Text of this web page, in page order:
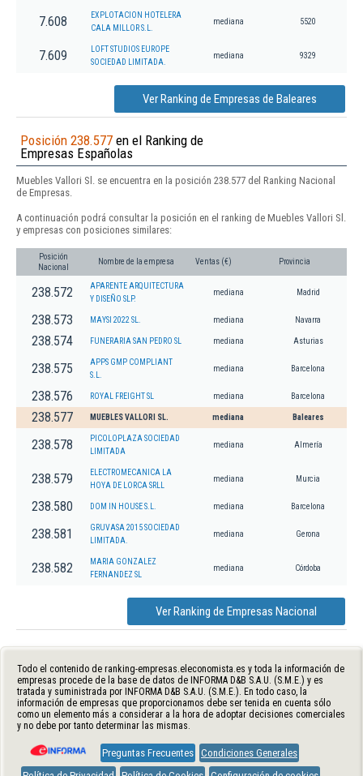
7.608
EXPLOTACION HOTELERA
CALA MILLOR S.L.
mediana 5520
7.609
LOFT STUDIOS EUROPE
SOCIEDAD LIMITADA.
mediana 9329
Ver Ranking de Empresas de Baleares
Posición 238.577 en el Ranking de
Empresas Españolas
Muebles Vallori Sl. se encuentra en la posición 238.577 del Ranking Nacional
de Empresas.
A continuación podrá consultar la posición en el ranking de Muebles Vallori Sl.
y empresas con posiciones similares:
Posición
Nacional
Nombre de la empresa Ventas (€) Provincia
238.572
APARENTE ARQUITECTURA
Y DISEÑO SLP.
mediana Madrid
238.573 MAYSI 2022 SL. mediana Navarra
238.574 FUNERARIA SAN PEDRO SL mediana Asturias
238.575
APPS GMP COMPLIANT
S.L.
mediana Barcelona
238.576 ROYAL FREIGHT SL mediana Barcelona
238.577 MUEBLES VALLORI SL. mediana Baleares
238.578
PICOLOPLAZA SOCIEDAD
LIMITADA
mediana Almería
238.579
ELECTROMECANICA LA
HOYA DE LORCA SRLL
mediana Murcia
238.580 DOM IN HOUSE S.L. mediana Barcelona
238.581
GRUVASA 2015 SOCIEDAD
LIMITADA.
mediana Gerona
238.582
MARIA GONZALEZ
FERNANDEZ SL
mediana Córdoba
Ver Ranking de Empresas Nacional
Todo el contenido de ranking-empresas.eleconomista.es y toda la información de
empresas procede de la base de datos de INFORMA D&B S.A.U. (S.M.E.) y es
tratada y suministrada por INFORMA D&B S.A.U. (S.M.E.). En todo caso, la
información de empresas que proporcionamos debe ser tenida en cuenta sólo
como un elemento más a considerar a la hora de adoptar decisiones comerciales
y no debe por tanto determinar las mismas.
Preguntas Frecuentes Condiciones Generales